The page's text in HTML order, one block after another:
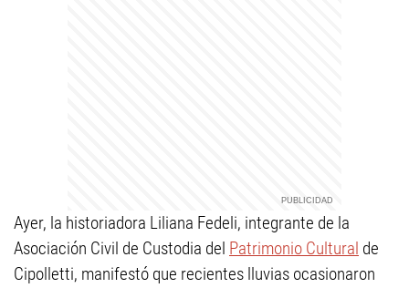
Ayer, la historiadora Liliana Fedeli, integrante de la
Asociación Civil de Custodia del Patrimonio Cultural de
Cipolletti, manifestó que recientes lluvias ocasionaron